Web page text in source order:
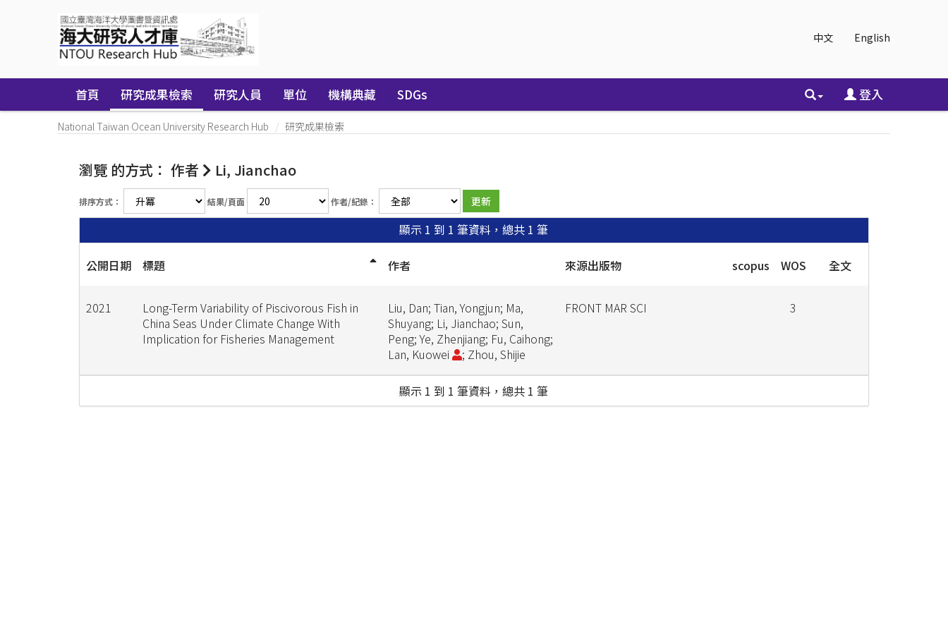
中文 English
首頁 研究成果檢索 研究人員 單位 機構典藏 SDGs 登入
National Taiwan Ocean University Research Hub 研究成果檢索
瀏覽 的方式： 作者 Li, Jianchao
排序方式： 結果/頁面 作者/紀錄：
顯示 1 到 1 筆資料，總共 1 筆
公開日期 標題 作者 來源出版物 scopus WOS 全文
2021
Long-Term Variability of Piscivorous Fish in
China Seas Under Climate Change With
Implication for Fisheries Management
Liu, Dan; Tian, Yongjun; Ma,
Shuyang; Li, Jianchao; Sun,
Peng; Ye, Zhenjiang; Fu, Caihong;
Lan, Kuowei
; Zhou, Shijie
FRONT MAR SCI 3
顯示 1 到 1 筆資料，總共 1 筆